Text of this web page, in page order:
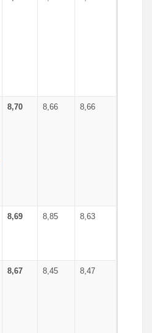
8,70 8,66 8,66
8,69 8,85 8,63
8,67 8,45 8,47